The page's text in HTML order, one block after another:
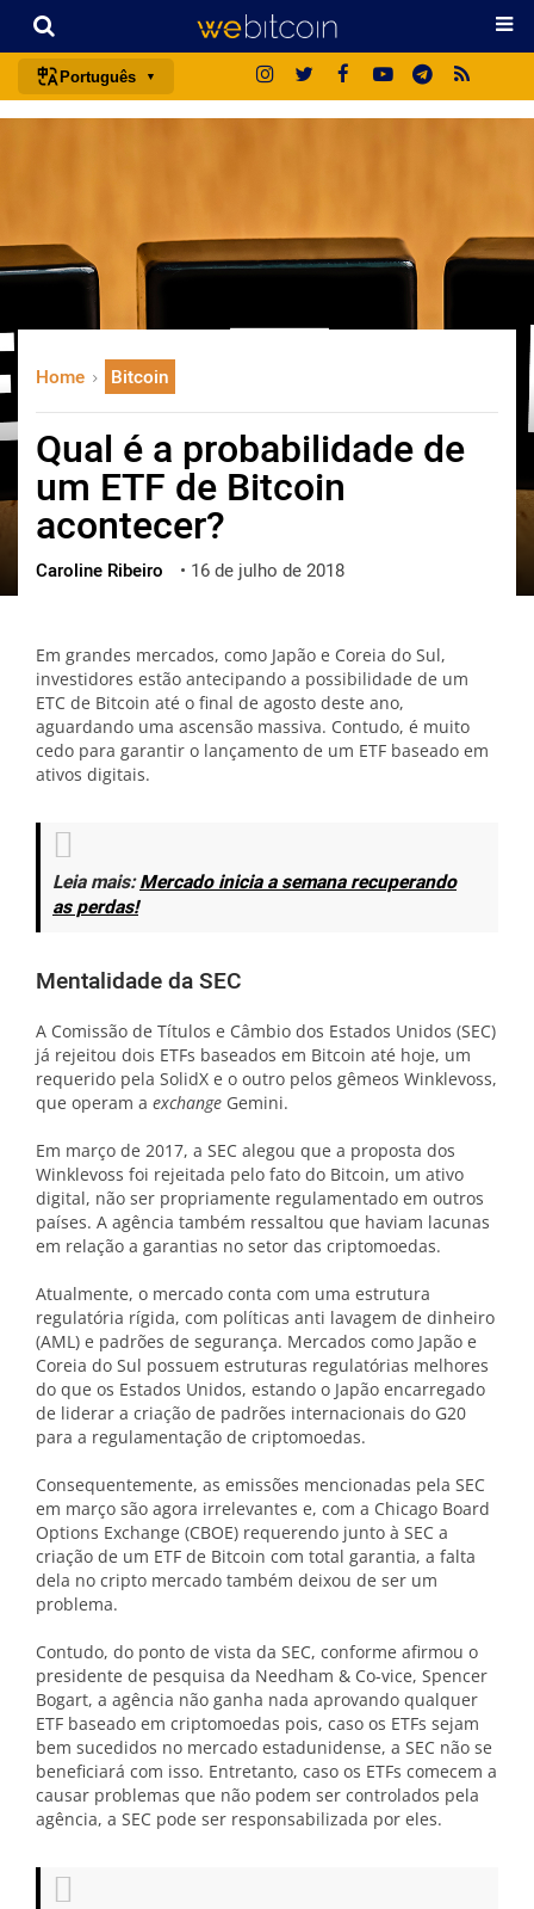
Português
italiano
deutsch
中文
한국어
العربية
ไทย
ქართული
Home Bitcoin
Qual é a probabilidade de
um ETF de Bitcoin
acontecer?
Caroline Ribeiro • 16 de julho de 2018
Em grandes mercados, como Japão e Coreia do Sul,
investidores estão antecipando a possibilidade de um
ETC de Bitcoin até o final de agosto deste ano,
aguardando uma ascensão massiva. Contudo, é muito
cedo para garantir o lançamento de um ETF baseado em
ativos digitais.
Leia mais:Mercado inicia a semana recuperando
as perdas!
Mentalidade da SEC
A Comissão de Títulos e Câmbio dos Estados Unidos (SEC)
já rejeitou dois ETFs baseados em Bitcoin até hoje, um
requerido pela SolidX e o outro pelos gêmeos Winklevoss,
que operam a exchange Gemini.
Em março de 2017, a SEC alegou que a proposta dos
Winklevoss foi rejeitada pelo fato do Bitcoin, um ativo
digital, não ser propriamente regulamentado em outros
países. A agência também ressaltou que haviam lacunas
em relação a garantias no setor das criptomoedas.
Atualmente, o mercado conta com uma estrutura
regulatória rígida, com políticas anti lavagem de dinheiro
(AML) e padrões de segurança. Mercados como Japão e
Coreia do Sul possuem estruturas regulatórias melhores
do que os Estados Unidos, estando o Japão encarregado
de liderar a criação de padrões internacionais do G20
para a regulamentação de criptomoedas.
Consequentemente, as emissões mencionadas pela SEC
em março são agora irrelevantes e, com a Chicago Board
Options Exchange (CBOE) requerendo junto à SEC a
criação de um ETF de Bitcoin com total garantia, a falta
dela no cripto mercado também deixou de ser um
problema.
Contudo, do ponto de vista da SEC, conforme afirmou o
presidente de pesquisa da Needham & Co-vice, Spencer
Bogart, a agência não ganha nada aprovando qualquer
ETF baseado em criptomoedas pois, caso os ETFs sejam
bem sucedidos no mercado estadunidense, a SEC não se
beneficiará com isso. Entretanto, caso os ETFs comecem a
causar problemas que não podem ser controlados pela
agência, a SEC pode ser responsabilizada por eles.